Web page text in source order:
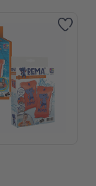
hinzufügen Zur